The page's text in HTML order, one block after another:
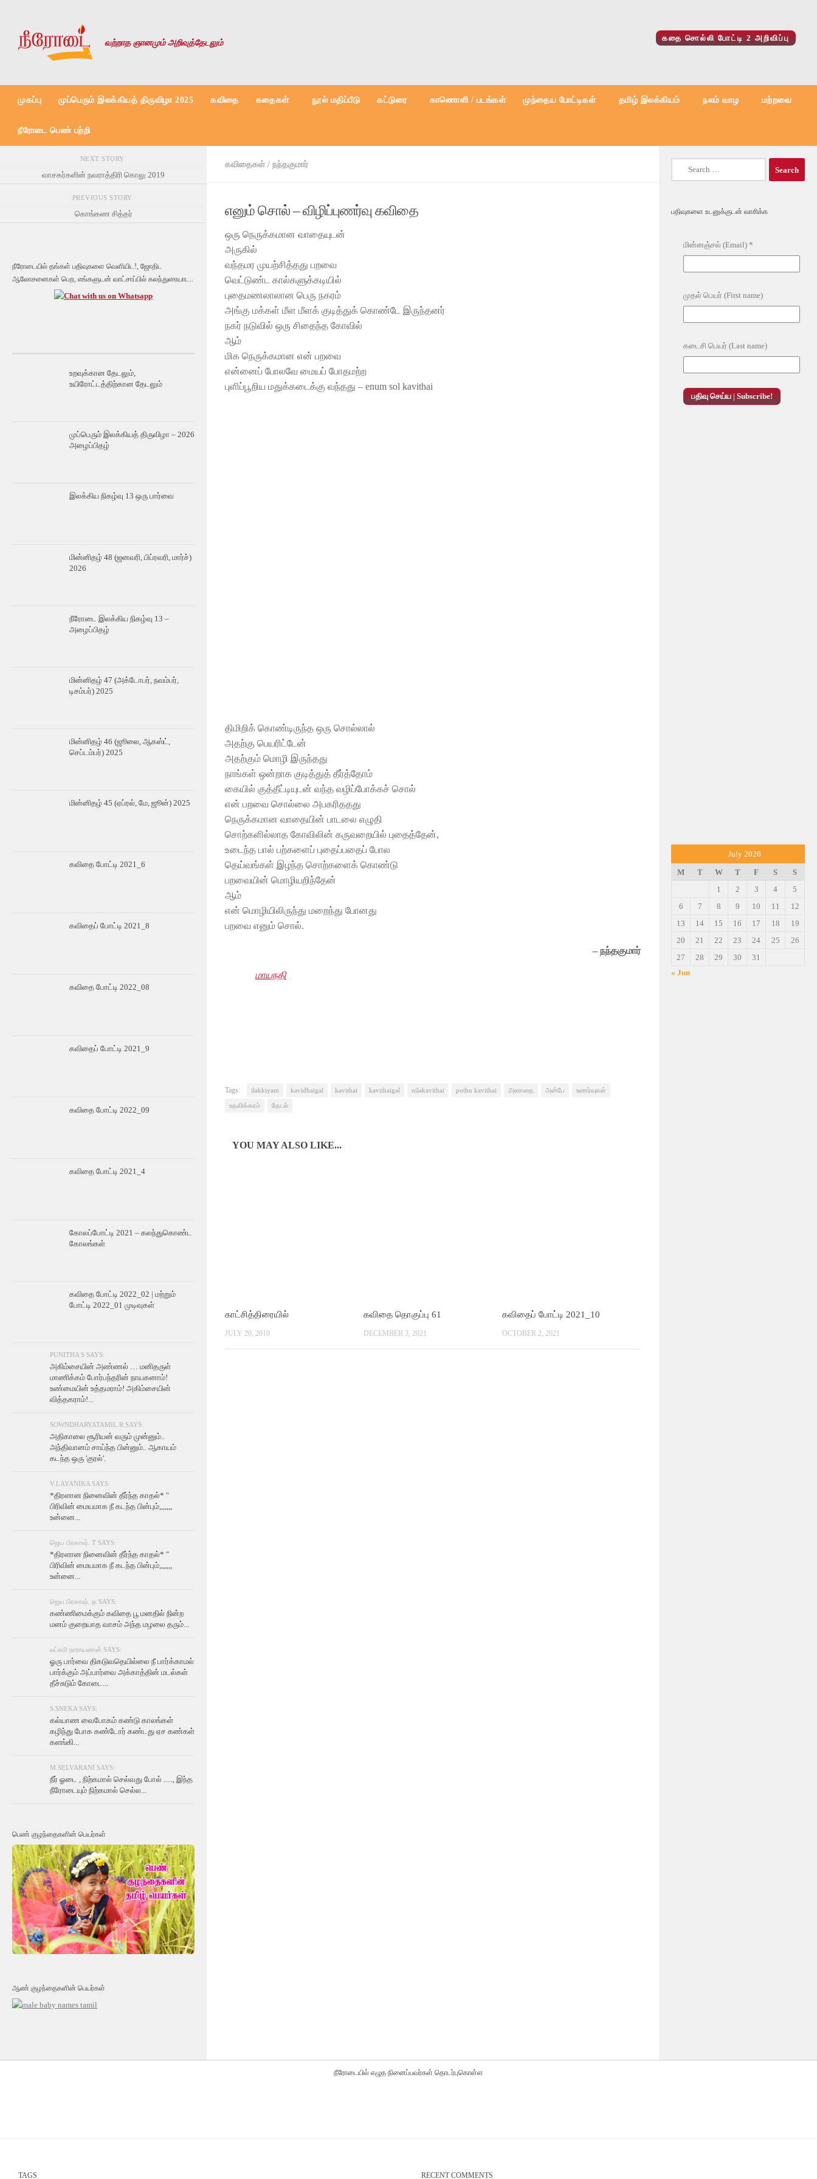
வற்றாத ஞானமும் அறிவுத்தேடலும் கதை சொல்லி போட்டி 2 அறிவிப்பு
முகப்பு முப்பெரும் இலக்கியத் திருவிழா 2025 கவிதை கதைகள் நூல் மதிப்பீடு கட்டுரை காணொளி / படங்கள் முந்தைய போட்டிகள் தமிழ் இலக்கியம் நலம் வாழ மற்றவை
நீரோடை பெண் பற்றி
கவிதைகள் / நந்தகுமார்
எனும் சொல் – விழிப்புணர்வு கவிதை
ஒரு நெருக்கமான வாதையுடன்
அருகில்
வந்தமர முயற்சித்தது பறவை
வெட்டுண்ட கால்களுக்கடியில்
புதைமணலாலான பெரு நகரம்
அங்கு மக்கள் மீள மீளக் குடித்துக் கொண்டே இருந்தனர்
நகர் நடுவில் ஒரு சிதைந்த கோவில்
ஆம்
மிக நெருக்கமான என் பறவை
என்னைப் போலவே மையப் போதமற்ற
புளிப்பூறிய மதுக்கடைக்கு வந்தது – enum sol kavithai
திமிறிக் கொண்டிருந்த ஒரு சொல்லால்
அதற்கு பெயரிட்டேன்
அதற்கும் மொழி இருந்தது
நாங்கள் ஒன்றாக குடித்துத் தீர்த்தோம்
கையில் குத்தீட்டியுடன் வந்த வழிப்போக்கச் சொல்
என் பறவை சொல்லை அபகரிததது
நெருக்கமான வாதையின் பாடலை எழுதி
சொற்களில்லாத கோவிலின் கருவறையில் புதைத்தேன்,
உடைந்த பால் பற்களைப் புதைப்பதைப் போல
தெய்வங்கள் இழந்த சொற்களைக் கொண்டு
பறவையின் மொழியறிந்தேன்
ஆம்
என் மொழியிலிருந்து மறைந்து போனது
பறவை எனும் சொல்.
– நந்தகுமார்
மாயநதி
Tags: ilakkiyam kavidhaigal kavithai kavithaigal nilakavithai pothu kavithai அனாதை அன்பே உணர்வுகள்
உதவிக்கரம் தேடல்
YOU MAY ALSO LIKE...
காட்சித்திரையில்
JULY 20, 2010
கவிதை தொகுப்பு 61
DECEMBER 3, 2021
கவிதைப் போட்டி 2021_10
OCTOBER 2, 2021
NEXT STORY
வாசகர்களின் நவராத்திரி கொலு 2019
PREVIOUS STORY
கொங்கண சித்தர்
நீரோடையில் தங்கள் பதிவுகளை வெளியிட!, ஜோதிட
ஆலோசனைகள் பெற, எங்களுடன் வாட்சாப்பில் கலந்துரையாட..
உறவுக்கான தேடலும்,
உயிரோட்டத்திற்கான தேடலும்
முப்பெரும் இலக்கியத் திருவிழா – 2026
அழைப்பிதழ்
இலக்கிய நிகழ்வு 13 ஒரு பார்வை
மின்னிதழ் 48 (ஜனவரி, பிப்ரவரி, மார்ச்)
2026
நீரோடை இலக்கிய நிகழ்வு 13 –
அழைப்பிதழ்
மின்னிதழ் 47 (அக்டோபர், நவம்பர்,
டிசம்பர்) 2025
மின்னிதழ் 46 (ஜூலை, ஆகஸ்ட்,
செப்டம்பர்) 2025
மின்னிதழ் 45 (ஏப்ரல், மே, ஜூன்) 2025
கவிதை போட்டி 2021_6
கவிதைப் போட்டி 2021_8
கவிதை போட்டி 2022_08
கவிதைப் போட்டி 2021_9
கவிதை போட்டி 2022_09
கவிதை போட்டி 2021_4
கோலப்போட்டி 2021 – கலந்துகொண்ட
கோலங்கள்
கவிதை போட்டி 2022_02 | மற்றும்
போட்டி 2022_01 முடிவுகள்
PUNITHA S SAYS:
அகிம்சையின் அண்ணல் … மனிதருள்
மாணிக்கம் போர்பந்தரின் நாயகனாம்!
உண்மையின் உத்தமராம்! அகிம்சையின்
வித்தகராம்!...
SOWNDHARYATAMIL.R SAYS:
அதிகாலை சூரியன் வரும் முன்னும்..
அந்திவானம் சாய்ந்த பின்னும்.. ஆகாயம்
கடந்த ஒரு 'குரல்'.
V.LAYANIKA SAYS:
*திரளான நினைவின் தீர்ந்த காதல்* "
பிரிவின் மையமாக நீ கடந்த பின்பும்,,,,,,,
உன்னை...
ஜெய பிரகாஷ். T SAYS:
*திரளான நினைவின் தீர்ந்த காதல்* "
பிரிவின் மையமாக நீ கடந்த பின்பும்,,,,,,,
உன்னை...
ஜெய பிரகாஷ். த SAYS:
கண்ணிமைக்கும் கவிதை பூ மனதில் நின்ற
மனம் குறையாத வாசம் அந்த மழலை தரும்...
லட்சுமி நாராயணன் SAYS:
ஓரு பார்வை திகடுவதெயில்லை நீ பார்க்காமல்
பார்க்கும் அப்பார்வை அக்காத்தின் மடல்கள்
தீச்சுடும் கோடை...
S.SNEKA SAYS:
கல்யாண வைபோகம் கண்டு காலங்கள்
கழிந்து போக கண்டோர் கண்டது ஏச கண்கள்
களங்கி...
M.SELVARANI SAYS:
நீர் ஓடை , நிற்கமால் செல்வது போல் ....., இந்த
நீரோடையும் நிற்கமால் செல்ல...
பெண் குழந்தைகளின் பெயர்கள்
ஆண் குழந்தைகளின் பெயர்கள்
பதிவுகளை உடனுக்குடன் வாசிக்க
மின்னஞ்சல் (Email) *
முதல் பெயர் (First name)
கடைசி பெயர் (Last name)
July 2026
M
T W T F S
S
1
2 3 4
5
6
7 8 9 10 11
12
13
14 15 16 17 18
19
20
21 22 23 24 25
26
27
28 29 30
31
« Jun
நீரோடையில் எழுத நினைப்பவர்கள் தொடர்புகொள்ள
TAGS RECENT COMMENTS